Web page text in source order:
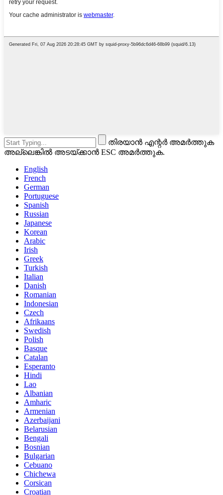
തിരയാൻ എന്റർ അമർത്തുക
അല്ലെങ്കിൽ അടയ്ക്കാൻ ESC അമർത്തുക.
English
French
German
Portuguese
Spanish
Russian
Japanese
Korean
Arabic
Irish
Greek
Turkish
Italian
Danish
Romanian
Indonesian
Czech
Afrikaans
Swedish
Polish
Basque
Catalan
Esperanto
Hindi
Lao
Albanian
Amharic
Armenian
Azerbaijani
Belarusian
Bengali
Bosnian
Bulgarian
Cebuano
Chichewa
Corsican
Croatian